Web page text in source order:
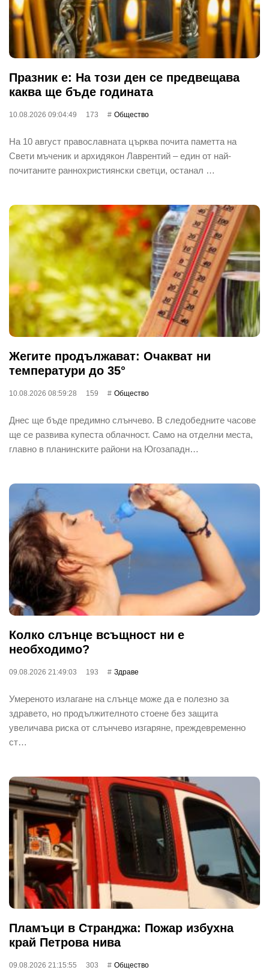
Празник е: На този ден се предвещава
каква ще бъде годината
10.08.2026 09:04:49 173 Общество
На 10 август православната църква почита паметта на
Свети мъченик и архидякон Лаврентий – един от най-
почитаните раннохристиянски светци, останал …
Жегите продължават: Очакват ни
температури до 35°
10.08.2026 08:59:28 159 Общество
Днес ще бъде предимно слънчево. В следобедните часове
ще се развива купеста облачност. Само на отделни места,
главно в планинските райони на Югозападн…
Колко слънце всъщност ни е
необходимо?
09.08.2026 21:49:03 193 Здраве
Умереното излагане на слънце може да е полезно за
здравето, но продължителното стоене без защита
увеличава риска от слънчево изгаряне, преждевременно
ст…
Пламъци в Странджа: Пожар избухна
край Петрова нива
09.08.2026 21:15:55 303 Общество